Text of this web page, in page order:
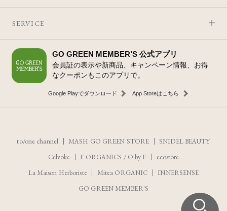
SERVICE
GO GREEN MEMBER’S 公式アプリ
会員証の表示や新商品、キャンペーン情報、お得
なクーポンもこのアプリで。
Google Playでダウンロード App Storeはこちら
to/one channel MASH GO GREEN STORE
SNIDEL BEAUTY
Celvoke
F ORGANICS / O by F
ecostore
La Maison Herboriste
Mitea ORGANIC
INNERSENSE
GO GREEN MEMBER'S